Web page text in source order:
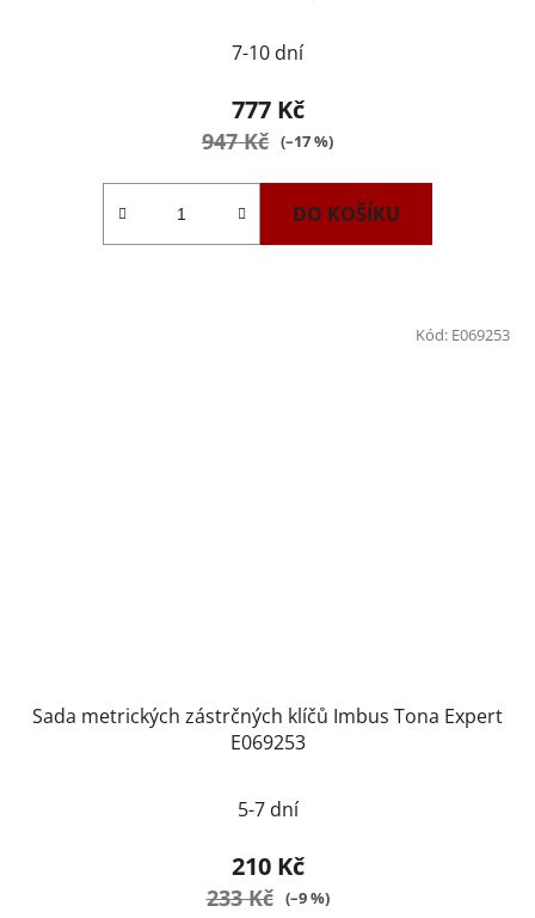
7-10 dní
777 Kč
947 Kč (–17 %)
DO KOŠÍKU
Sada metrických zástrčných klíčů Imbus Tona Expert
E069253
5-7 dní
210 Kč
233 Kč (–9 %)
Kód: E069253